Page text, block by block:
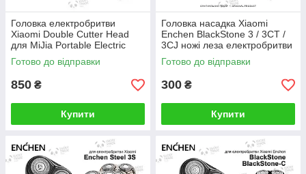
Головка електробритви
Xiaomi Double Cutter Head
для MiJia Portable Electric
Shaver Чорний (MSWT201
NUN4072CN)
Готово до відправки
850 ₴
Купити
Головка насадка Xiaomi
Enchen BlackStone 3 / 3CT /
3CJ ножі леза електробритви
Чорний (BR-3)
Готово до відправки
300 ₴
Купити